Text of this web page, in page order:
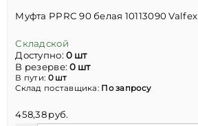
Муфта PPRC 90 белая 10113090 Valfex
Складской
Доступно:0 шт
В резерве:0 шт
В пути: 0 шт
Склад поставщика: По запросу
458,38 руб.